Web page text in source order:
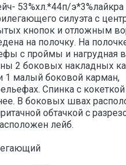
53%хл.*44п/
силуэта с
кнопок и отложным
на полочку. На
с проймы и нагрудная
2 боковых накладных
малый боковой карман,
Спинка с
В боковых швах
обтачкой с
лейб.